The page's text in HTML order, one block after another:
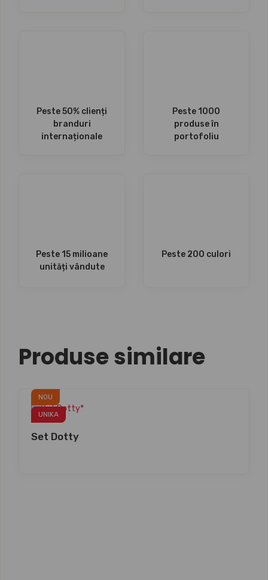
Peste 50% clienți
branduri
internaționale
Peste 1000
produse în
portofoliu
Peste 15 milioane
unități vândute
Peste 200 culori
Produse similare
NOU
UNIKA
Set Dotty